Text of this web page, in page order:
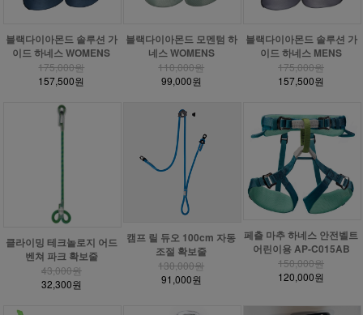
블랙다이아몬드 솔루션 가
이드 하네스 WOMENS
175,000원
157,500원
블랙다이아몬드 모멘텀 하
네스 WOMENS
110,000원
99,000원
블랙다이아몬드 솔루션 가
이드 하네스 MENS
175,000원
157,500원
클라이밍 테크놀로지 어드
벤쳐 파크 확보줄
43,000원
32,300원
캠프 릴 듀오 100cm 자동
조절 확보줄
130,000원
91,000원
페츨 마추 하네스 안전벨트
어린이용 AP-C015AB
150,000원
120,000원